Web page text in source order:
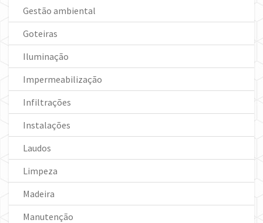
Gestão ambiental
Goteiras
Iluminação
Impermeabilização
Infiltrações
Instalações
Laudos
Limpeza
Madeira
Manutenção